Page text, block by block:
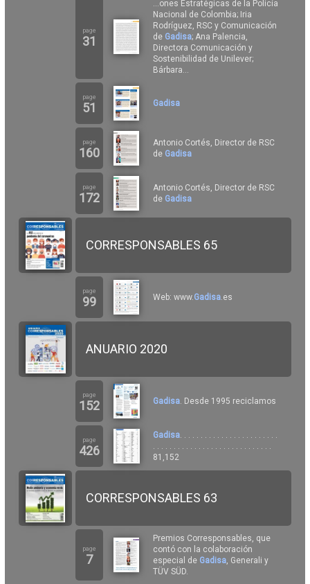
page
31
...ones Estratégicas de la Policía
Nacional de Colombia; Iria
Rodríguez, RSC y Comunicación
de Gadisa; Ana Palencia,
Directora Comunicación y
Sostenibilidad de Unilever;
Bárbara...
page
51 Gadisa
page
160
Antonio Cortés, Director de RSC
de Gadisa
page
172
Antonio Cortés, Director de RSC
de Gadisa
CORRESPONSABLES 65
page
99 Web: www.Gadisa.es
ANUARIO 2020
page
152 Gadisa. Desde 1995 reciclamos
page
426
Gadisa. . . . . . . . . . . . . . . . . . . . . . . .
. . . . . . . . . . . . . . . . . . . . . . . . . . . . .
81,152
CORRESPONSABLES 63
page
7
Premios Corresponsables, que
contó con la colaboración
especial de Gadisa, Generali y
TÜV SÜD.